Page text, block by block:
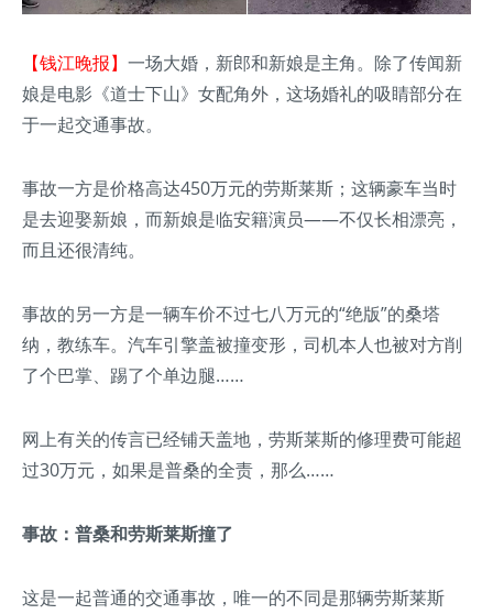
【钱江晚报】 一场大婚，新郎和新娘是主角。除了传闻新
娘是电影《道士下山》女配角外，这场婚礼的吸睛部分在
于一起交通事故。
事故一方是价格高达450万元的劳斯莱斯；这辆豪车当时
是去迎娶新娘，而新娘是临安籍演员——不仅长相漂亮，
而且还很清纯。
事故的另一方是一辆车价不过七八万元的“绝版”的桑塔
纳，教练车。汽车引擎盖被撞变形，司机本人也被对方削
了个巴掌、踢了个单边腿……
网上有关的传言已经铺天盖地，劳斯莱斯的修理费可能超
过30万元，如果是普桑的全责，那么……
事故：普桑和劳斯莱斯撞了
这是一起普通的交通事故，唯一的不同是那辆劳斯莱斯